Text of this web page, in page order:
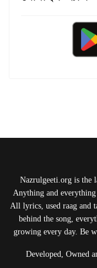
Nazrulgeeti.org is the
Anything and
All lyrics, used raag and
behind the song,
growing every day. Be
Developed, Owned